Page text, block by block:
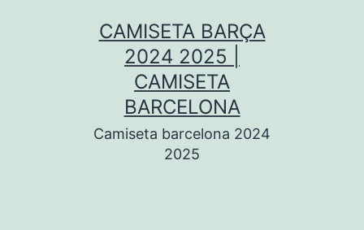
CAMISETA BARÇA
2024 2025 |
CAMISETA
BARCELONA
Camiseta barcelona 2024
2025